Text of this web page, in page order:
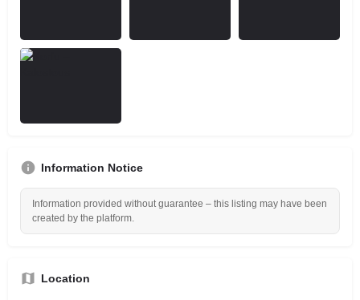
Information Notice
Information provided without guarantee – this listing may have been
created by the platform.
Location